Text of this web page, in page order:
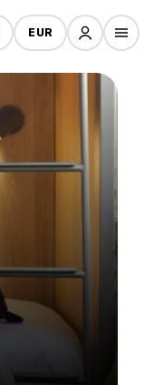
EUR